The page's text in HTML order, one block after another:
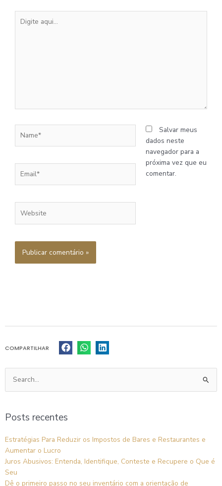
aqui...
Salvar meus
dados neste
navegador para a
próxima vez que eu
comentar.
COMPARTILHAR
Pesquisar
por:
Posts recentes
Estratégias Para Reduzir os Impostos de Bares e Restaurantes e
Aumentar o Lucro
Juros Abusivos: Entenda, Identifique, Conteste e Recupere o Que é
Seu
Dê o primeiro passo no seu inventário com a orientação de